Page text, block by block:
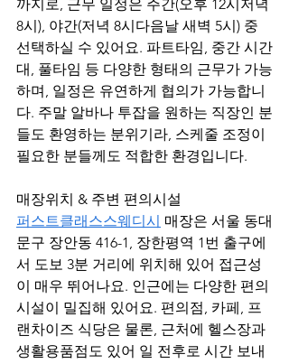
까지로, 근무 일정은 주간(오후 12시저녁
8시), 야간(저녁 8시다음날 새벽 5시) 중
선택하실 수 있어요. 파트타임, 중간 시간
대, 풀타임 등 다양한 형태의 근무가 가능
하며, 일정은 유연하게 협의가 가능합니
다. 주말 알바나 투잡을 원하는 직장인 분
들도 환영하는 분위기라, 스케줄 조정이
필요한 분들께도 적합한 환경입니다.
매장위치 & 주변 편의시설
퍼스트클래스스웨디시 매장은 서울 동대
문구 장안동 416-1, 장한평역 1번 출구에
서 도보 3분 거리에 위치해 있어 접근성
이 매우 뛰어나요. 인근에는 다양한 편의
시설이 밀집해 있어요. 편의점, 카페, 프
랜차이즈 식당은 물론, 근처에 헬스장과
생활용품점도 있어 일 전후로 시간 보내